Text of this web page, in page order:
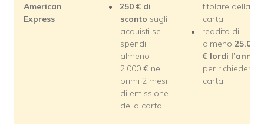
American
Express
250 € di
sconto sugli
acquisti se
spendi
almeno
2.000 € nei
primi 2 mesi
di emissione
della carta
titolare della
carta
reddito di
almeno 25.000
€ lordi l’anno
per richiedere
carta